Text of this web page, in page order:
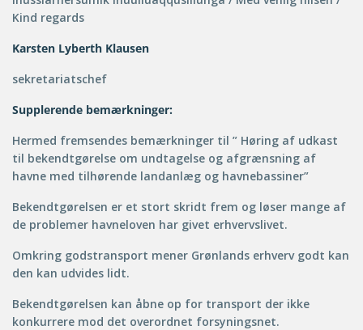
Kind regards
Karsten Lyberth Klausen
sekretariatschef
Supplerende bemærkninger:
Hermed fremsendes bemærkninger til ” Høring af udkast
til bekendtgørelse om undtagelse og afgrænsning af
havne med tilhørende landanlæg og havnebassiner”
Bekendtgørelsen er et stort skridt frem og løser mange af
de problemer havneloven har givet erhvervslivet.
Omkring godstransport mener Grønlands erhverv godt kan
den kan udvides lidt.
Bekendtgørelsen kan åbne op for transport der ikke
konkurrere mod det overordnet forsyningsnet.